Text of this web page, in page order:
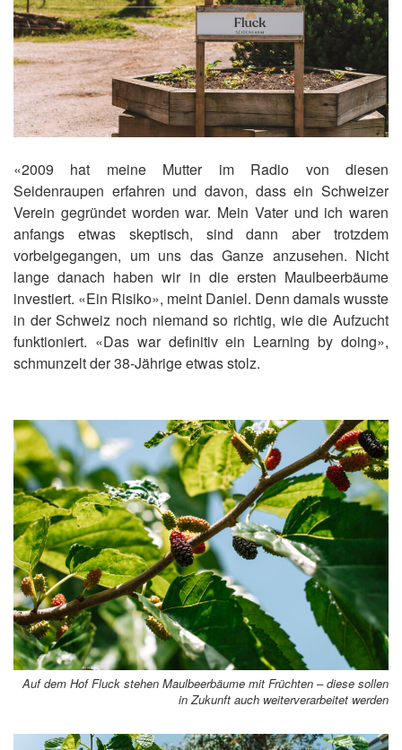
«2009 hat meine Mutter im Radio von diesen
Seidenraupen erfahren und davon, dass ein Schweizer
Verein gegründet worden war. Mein Vater und ich waren
anfangs etwas skeptisch, sind dann aber trotzdem
vorbeigegangen, um uns das Ganze anzusehen. Nicht
lange danach haben wir in die ersten Maulbeerbäume
investiert. «Ein Risiko», meint Daniel. Denn damals wusste
in der Schweiz noch niemand so richtig, wie die Aufzucht
funktioniert. «Das war definitiv ein Learning by doing»,
schmunzelt der 38-Jährige etwas stolz.
Auf dem Hof Fluck stehen Maulbeerbäume mit Früchten – diese sollen
in Zukunft auch weiterverarbeitet werden